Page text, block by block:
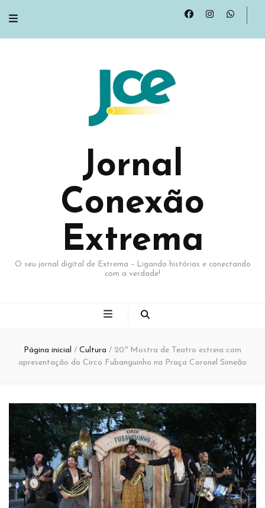
Jornal
Conexão
Extrema
O seu jornal digital de Extrema – Ligando histórias e conectando
com a verdade!
Página inicial / Cultura / 20ª Mostra de Teatro estreia com
apresentação do Circo Fubanguinho na Praça Coronel Simeão